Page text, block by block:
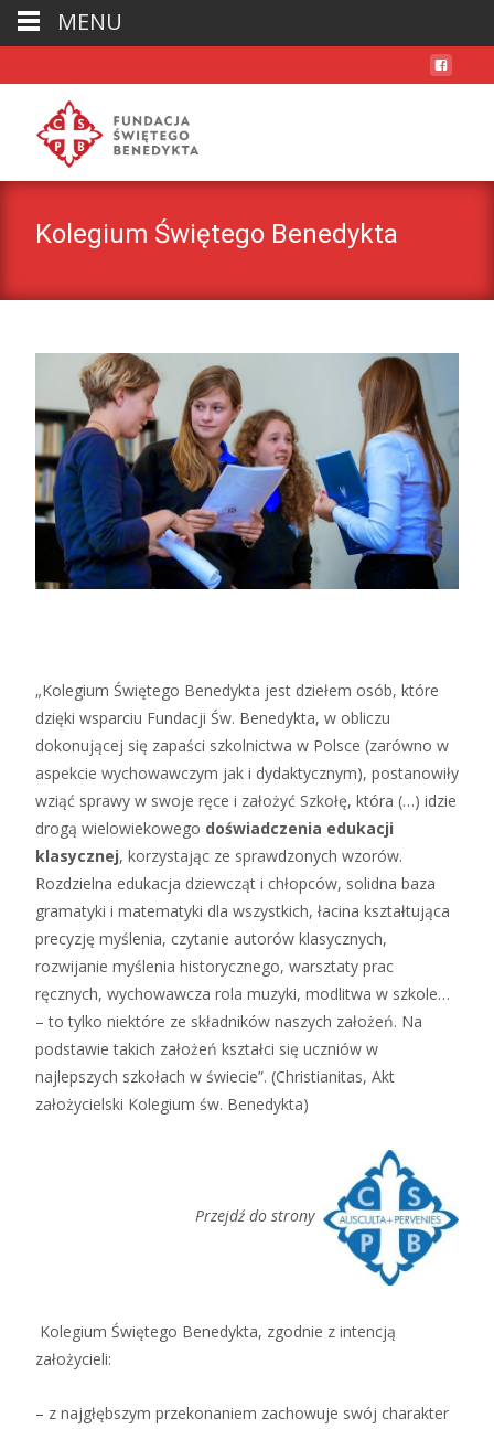
Kolegium Świętego Benedykta
„Kolegium Świętego Benedykta jest dziełem osób, które
dzięki wsparciu Fundacji Św. Benedykta, w obliczu
dokonującej się zapaści szkolnictwa w Polsce (zarówno w
aspekcie wychowawczym jak i dydaktycznym), postanowiły
wziąć sprawy w swoje ręce i założyć Szkołę, która (…) idzie
drogą wielowiekowego doświadczenia edukacji
klasycznej, korzystając ze sprawdzonych wzorów.
Rozdzielna edukacja dziewcząt i chłopców, solidna baza
gramatyki i matematyki dla wszystkich, łacina kształtująca
precyzję myślenia, czytanie autorów klasycznych,
rozwijanie myślenia historycznego, warsztaty prac
ręcznych, wychowawcza rola muzyki, modlitwa w szkole…
– to tylko niektóre ze składników naszych założeń. Na
podstawie takich założeń kształci się uczniów w
najlepszych szkołach w świecie”. (Christianitas, Akt
założycielski Kolegium św. Benedykta)
Przejdź do strony
Kolegium Świętego Benedykta, zgodnie z intencją
założycieli:
– z najgłębszym przekonaniem zachowuje swój charakter
MENU